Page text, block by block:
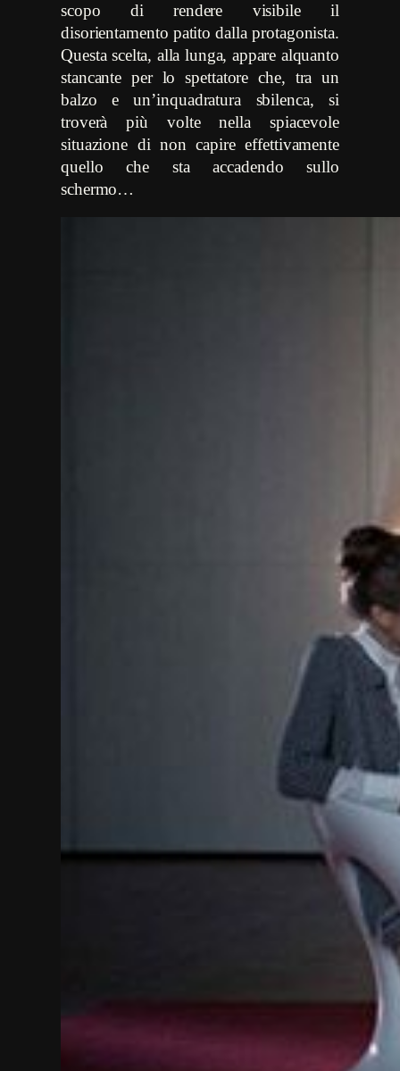
scopo di rendere visibile il
disorientamento patito dalla protagonista.
Questa scelta, alla lunga, appare alquanto
stancante per lo spettatore che, tra un
balzo e un’inquadratura sbilenca, si
troverà più volte nella spiacevole
situazione di non capire effettivamente
quello che sta accadendo sullo
schermo…